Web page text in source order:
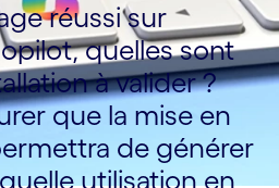
réussi sur
quelles sont
à valider ?
que la mise en
de générer
utilisation en